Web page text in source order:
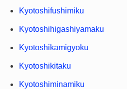
Kyotoshifushimiku
Kyotoshihigashiyamaku
Kyotoshikamigyoku
Kyotoshikitaku
Kyotoshiminamiku